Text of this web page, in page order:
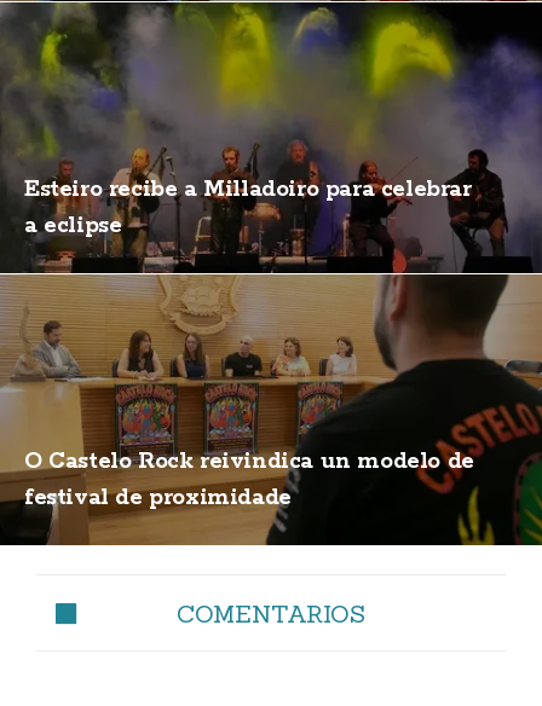
Esteiro recibe a Milladoiro para celebrar
a eclipse
O Castelo Rock reivindica un modelo de
festival de proximidade
COMENTARIOS